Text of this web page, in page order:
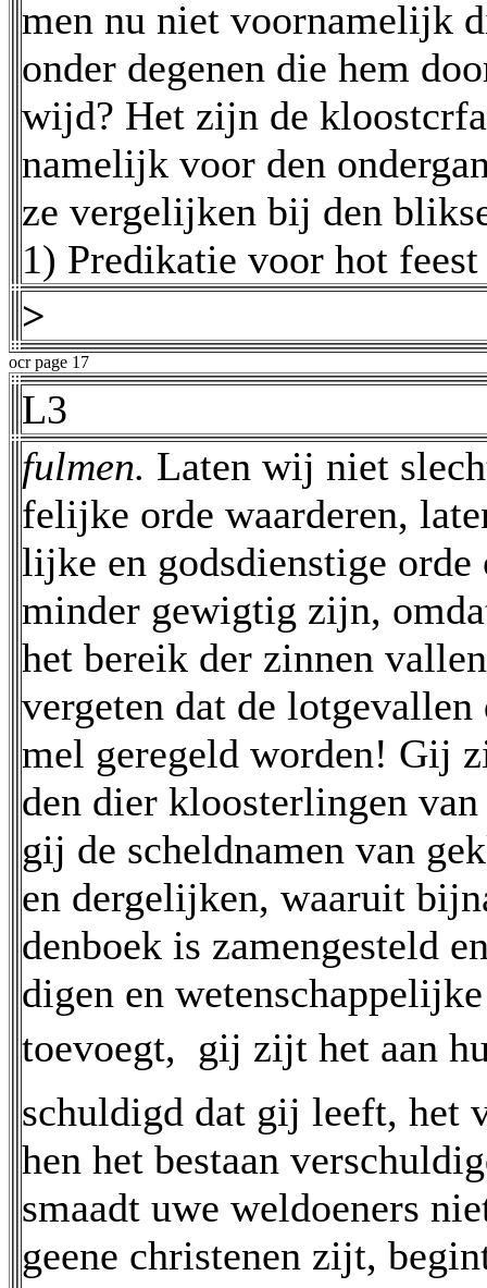
men nu niet voornamelijk
onder degenen die hem
wijd? Het zijn de
namelijk voor den
ze vergelijken bij den
1) Predikatie voor hot
>
ocr page 17
L3
fulmen. Laten wij niet
felijke orde waarderen,
lijke en godsdienstige
minder gewigtig zijn,
het bereik der zinnen
vergeten dat de lotgevallen
mel geregeld worden! Gij
den dier kloosterlingen
gij de scheldnamen van
en dergelijken, waaruit
denboek is zamengesteld
digen en
toevoegt,  gij zijt het aan
schuldigd dat gij leeft, het
hen het bestaan
smaadt uwe weldoeners
geene christenen zijt,